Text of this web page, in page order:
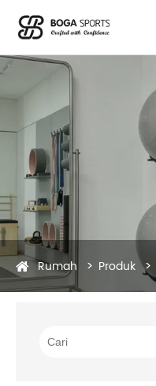
Rumah Produk